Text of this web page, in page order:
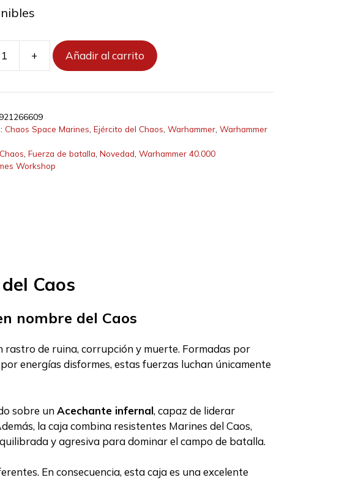
+ Añadir al carrito
Chaos Space Marines Ejército del Chaos Warhammer, Warhammer
Chaos Fuerza de batalla Novedad Warhammer 40.000
Workshop
Caos
nombre del Caos
rastro de ruina, corrupción y muerte. Formadas por
energías disformes, estas fuerzas luchan únicamente
sobre unAcechante infernal, capaz de liderar
la caja combina resistentes Marines del Caos,
y agresiva para dominar el campo de batalla.
En consecuencia, esta caja es una excelente